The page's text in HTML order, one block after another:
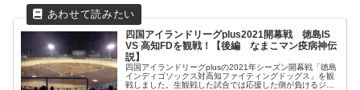
四国アイランドリーグplus2021開幕戦 徳島IS
VS 高知FDを観戦！【後編 なまこマン疫病神伝
説】
四国アイランドリーグplusの2021年シーズン開幕戦「徳島
インディゴソックス対高知ファイティングドッグス」を観
戦しました。生観戦した試合では応援した側が負けるジン